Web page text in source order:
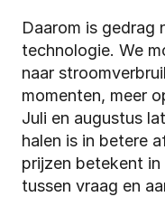
Daarom is gedrag
technologie. We
naar
momenten, meer
Juli en augustus
halen is in betere
prijzen betekent
tussen vraag en